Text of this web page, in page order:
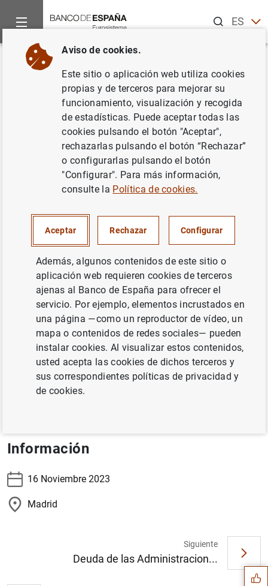
ESEN
Inicio Noticias y eventos
Volver
Margarita Delgado. Premios
Tintero y Secante. Asociación
de Periodistas de Información
Económica
19:45
Evento presencial
Paseo del Prado, 36
La subgobernadora, Margarita Delgado, recibe el Premio
Tintero otorgado por la Asociación de Periodistas de
Información Económica (APIE).
Información
Información
16 Noviembre 2023
Madrid
Siguiente
Deuda de las Administracion... Sugerencias
Aviso de cookies.
Este sitio o aplicación web utiliza cookies
propias y de terceros para mejorar su
funcionamiento, visualización y recogida
de estadísticas. Puede aceptar todas las
cookies pulsando el botón "Aceptar",
rechazarlas pulsando el botón “Rechazar”
o configurarlas pulsando el botón
"Configurar". Para más información,
consulte la Política de cookies.
Aceptar Rechazar Configurar
Además, algunos contenidos de este sitio o
aplicación web requieren cookies de terceros
ajenas al Banco de España para ofrecer el
servicio. Por ejemplo, elementos incrustados en
una página —como un reproductor de vídeo, un
mapa o contenidos de redes sociales— pueden
instalar cookies. Al visualizar estos contenidos,
usted acepta las cookies de dichos terceros y
sus correspondientes políticas de privacidad y
de cookies.